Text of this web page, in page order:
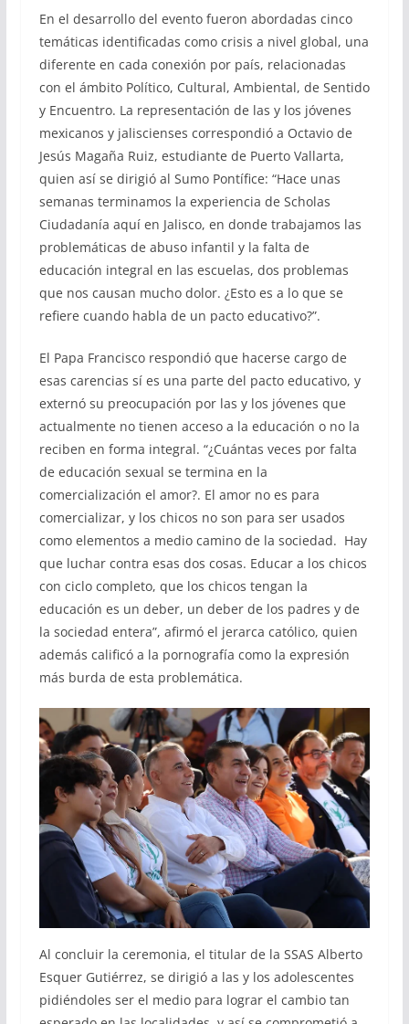
En el desarrollo del evento fueron abordadas cinco
temáticas identificadas como crisis a nivel global, una
diferente en cada conexión por país, relacionadas
con el ámbito Político, Cultural, Ambiental, de Sentido
y Encuentro. La representación de las y los jóvenes
mexicanos y jaliscienses correspondió a Octavio de
Jesús Magaña Ruiz, estudiante de Puerto Vallarta,
quien así se dirigió al Sumo Pontífice: “Hace unas
semanas terminamos la experiencia de Scholas
Ciudadanía aquí en Jalisco, en donde trabajamos las
problemáticas de abuso infantil y la falta de
educación integral en las escuelas, dos problemas
que nos causan mucho dolor. ¿Esto es a lo que se
refiere cuando habla de un pacto educativo?”.
El Papa Francisco respondió que hacerse cargo de
esas carencias sí es una parte del pacto educativo, y
externó su preocupación por las y los jóvenes que
actualmente no tienen acceso a la educación o no la
reciben en forma integral. “¿Cuántas veces por falta
de educación sexual se termina en la
comercialización el amor?. El amor no es para
comercializar, y los chicos no son para ser usados
como elementos a medio camino de la sociedad. Hay
que luchar contra esas dos cosas. Educar a los chicos
con ciclo completo, que los chicos tengan la
educación es un deber, un deber de los padres y de
la sociedad entera”, afirmó el jerarca católico, quien
además calificó a la pornografía como la expresión
más burda de esta problemática.
Al concluir la ceremonia, el titular de la SSAS Alberto
Esquer Gutiérrez, se dirigió a las y los adolescentes
pidiéndoles ser el medio para lograr el cambio tan